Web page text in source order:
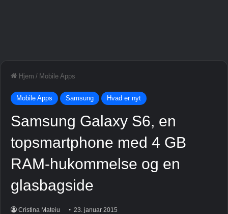
Hjem / Mobile Apps
Mobile Apps Samsung Hvad er nyt
Samsung Galaxy S6, en
topsmartphone med 4 GB
RAM-hukommelse og en
glasbagside
Cristina Mateiu 23. januar 2015